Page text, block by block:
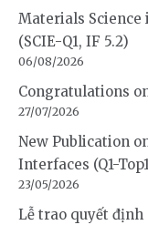
Materials Science
(SCIE-Q1, IF 5.2)
06/08/2026
Congratulations
27/07/2026
New Publication
Interfaces (Q1-
23/05/2026
Lễ trao quyết định